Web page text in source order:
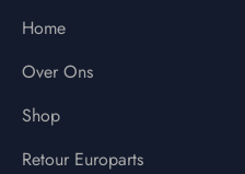
Home
Over Ons
Shop
Retour Europarts